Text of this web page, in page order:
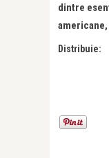
dintre
Distribuie: